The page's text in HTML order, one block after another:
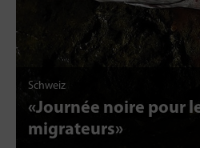
Schweiz
«Journée noire pour
migrateurs»